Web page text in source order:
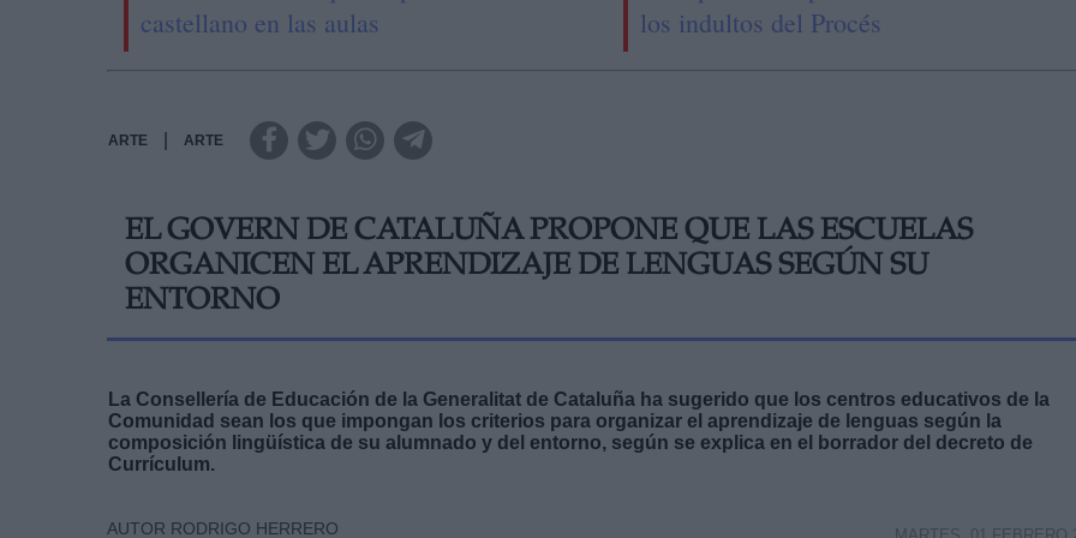
castellano en las aulas
los indultos del Procés
ARTE ARTE
EL GOVERN DE CATALUÑA PROPONE QUE LAS ESCUELAS
ORGANICEN EL APRENDIZAJE DE LENGUAS SEGÚN SU
ENTORNO
La Consellería de Educación de la Generalitat de Cataluña ha sugerido que los centros educativos de la
Comunidad sean los que impongan los criterios para organizar el aprendizaje de lenguas según la
composición lingüística de su alumnado y del entorno, según se explica en el borrador del decreto de
Currículum.
AUTOR RODRIGO HERRERO